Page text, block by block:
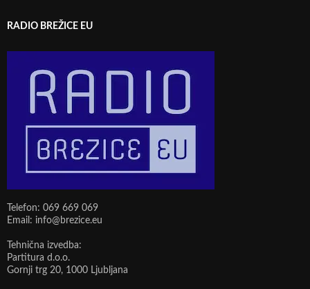
RADIO BREŽICE EU
Telefon: 069 669 069
Email: info@brezice.eu
Tehnična izvedba:
Partitura d.o.o.
Gornji trg 20, 1000 Ljubljana